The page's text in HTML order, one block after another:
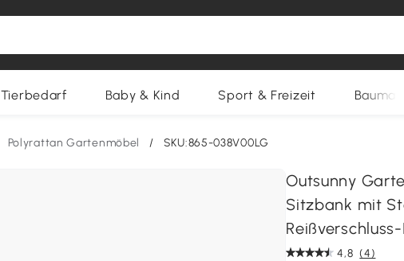
Tierbedarf Baby & Kind Sport & Freizeit
Polyrattan Gartenmöbel / SKU:865-038V00LG
Outsunny
Sitzbank mit
4,8 (4)